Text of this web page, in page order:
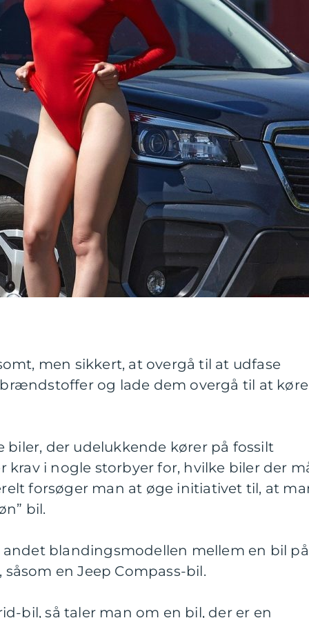
men sikkert, at overgå til at udfase
og lade dem overgå til at køre
biler, der udelukkende kører på fossilt
i nogle storbyer for, hvilke biler der
forsøger man at øge initiativet til, at
bil.
blandingsmodellen mellem en bil på
en Jeep Compass-bil.
bil, så taler man om en bil, der er en